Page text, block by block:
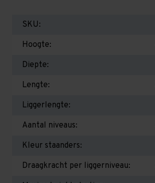
SKU:
Hoogte:
Diepte:
Lengte:
Liggerlengte:
Aantal niveaus:
Kleur staanders:
Draagkracht per liggerniveau: